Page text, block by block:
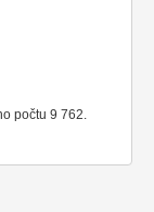
počtu 9 762.